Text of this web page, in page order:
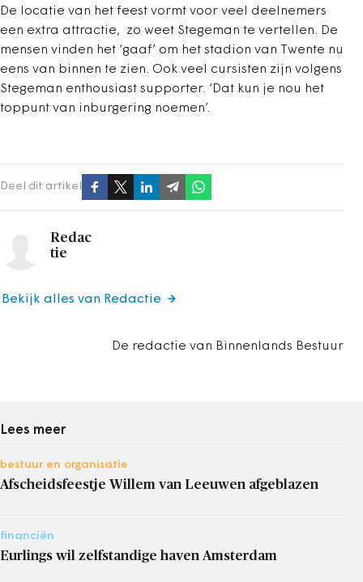
De locatie van het feest vormt voor veel deelnemers
een extra attractie, zo weet Stegeman te vertellen. De
mensen vinden het ‘gaaf’ om het stadion van Twente nu
eens van binnen te zien. Ook veel cursisten zijn volgens
Stegeman enthousiast supporter. ‘Dat kun je nou het
toppunt van inburgering noemen’.
Deel dit artikel
Redac
tie
De redactie van Binnenlands Bestuur
Bekijk alles van Redactie
Lees meer
bestuur en organisatie
Afscheidsfeestje Willem van Leeuwen afgeblazen
financiën
Eurlings wil zelfstandige haven Amsterdam